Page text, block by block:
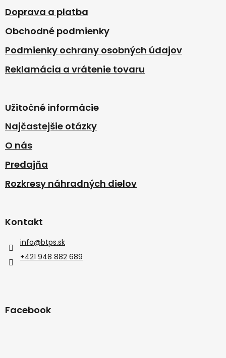
eDoprava a platba
Obchodné podmienky
Podmienky ochrany osobných údajov
Reklamácia a vrátenie tovaru
Užitočné informácie
Najčastejšie otázky
O nás
Predajňa
Rozkresy náhradných dielov
Kontakt
info@btps.sk
+421 948 882 689
Facebook